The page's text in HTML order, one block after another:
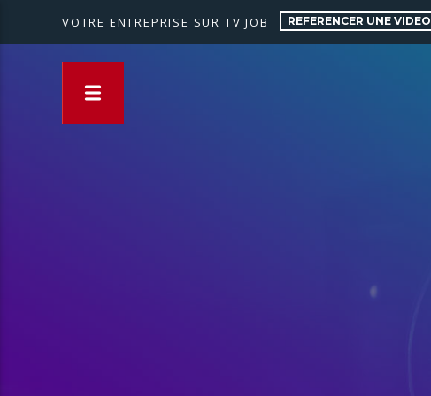
VOTRE ENTREPRISE SUR TV JOB REFERENCER UNE VIDEO